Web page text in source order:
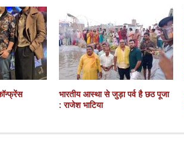
भारतीय आस्था से जुड़ा पर्व है छठ पूजा
: राजेश भाटिया